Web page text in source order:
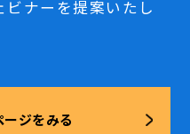
ビナーを提案いたし
ジをみる